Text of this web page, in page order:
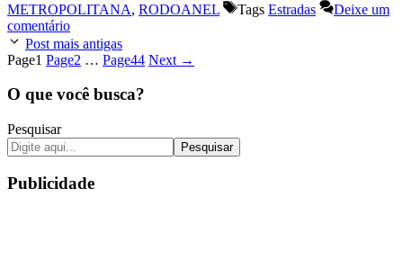
METROPOLITANA, RODOANEL Tags Estradas
Deixe um
comentário
Post mais antigas
Page1 Page2 … Page44 Next →
O que você busca?
Pesquisar
Pesquisar
Publicidade